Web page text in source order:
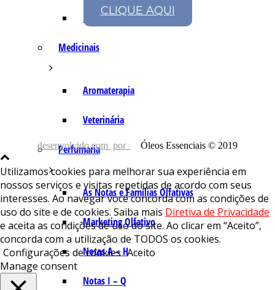
Fórmulas Caseiras
Medicinais
Aromaterapia
Veterinária
Perfumaria
As Notas e Famílias Olfativas
Marketing Olfativo
Notas A – H
Notas I – Q
CLIQUE AQUI
desenvolvido com por Óleos Essenciais © 2019
Utilizamos cookies para melhorar sua experiência em
nossos serviços e visitas repetidas de acordo com seus
interesses. Ao navegar você concorda com as condições de
uso do site e de cookies. Saiba mais Diretiva de Privacidade
e aceita as condições de uso do site. Ao clicar em “Aceito”,
concorda com a utilização de TODOS os cookies.
Configurações de cookies Aceito
Manage consent